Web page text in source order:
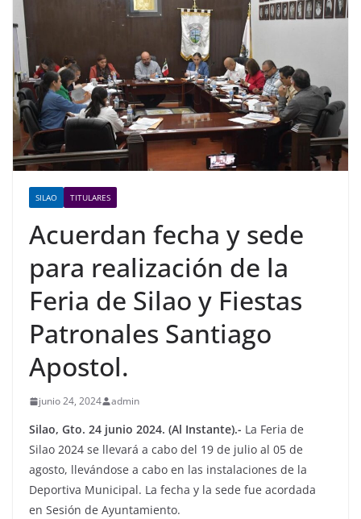
SILAO TITULARES
Acuerdan fecha y sede
para realización de la
Feria de Silao y Fiestas
Patronales Santiago
Apostol.
junio 24, 2024 admin
Silao, Gto. 24 junio 2024. (Al Instante).- La Feria de
Silao 2024 se llevará a cabo del 19 de julio al 05 de
agosto, llevándose a cabo en las instalaciones de la
Deportiva Municipal. La fecha y la sede fue acordada
en Sesión de Ayuntamiento.